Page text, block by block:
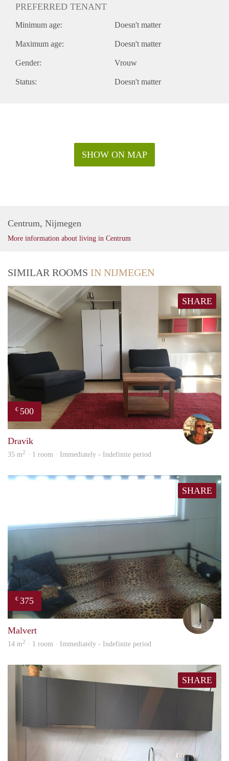
PREFERRED TENANT
Minimum age: Doesn't matter
Maximum age: Doesn't matter
Gender: Vrouw
Status: Doesn't matter
SHOW ON MAP
Centrum, Nijmegen
More information about living in Centrum
SIMILAR ROOMS IN NIJMEGEN
SHARE
€ 500
Dravik
35 m2 · 1 room · Immediately - Indefinite period
SHARE
€ 375
Malvert
14 m2 · 1 room · Immediately - Indefinite period
SHARE